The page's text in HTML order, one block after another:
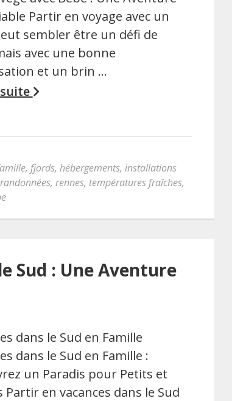
Partir en voyage avec un
sembler être un défi de
avec une bonne
et un brin …
, fjords, hébergements, installations
randonnées, rennes, températures fraîches,
Sud : Une Aventure
dans le Sud en Famille
dans le Sud en Famille :
un Paradis pour Petits et
Partir en vacances dans le Sud